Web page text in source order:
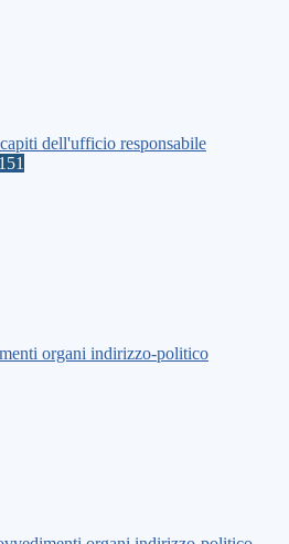
dell'ufficio responsabile
151
organi indirizzo-politico